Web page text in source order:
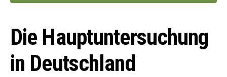
Die Hauptuntersuchung
in Deutschland